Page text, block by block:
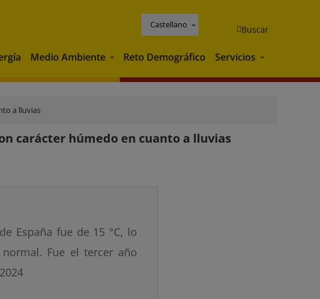
Castellano Buscar
Medio Ambiente Medio Ambiente
Reto Demográfico Servicios Servicios
a lluvias
carácter húmedo en cuanto a lluvias
España fue de 15 °C, lo
Fue el tercer año